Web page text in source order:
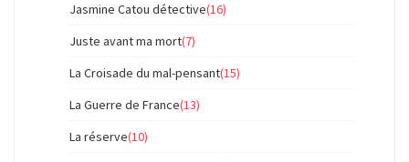
Jasmine Catou détective(16)
Juste avant ma mort(7)
La Croisade du mal-pensant(15)
La Guerre de France(13)
La réserve(10)